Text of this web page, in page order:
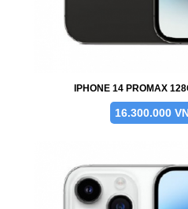
IPHONE 14 PROMAX
16.300.000